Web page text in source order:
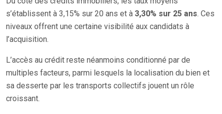
s’établissent à 3,15% sur 20 ans et à 3,30% sur 25 ans. Ces
niveaux offrent une certaine visibilité aux candidats à
l’acquisition.
L’accès au crédit reste néanmoins conditionné par de
multiples facteurs, parmi lesquels la localisation du bien et
sa desserte par les transports collectifs jouent un rôle
croissant.